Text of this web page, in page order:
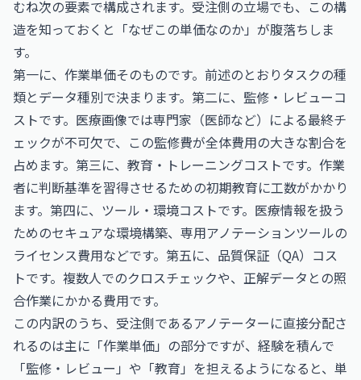
むね次の要素で構成されます。受注側の立場でも、この構
造を知っておくと「なぜこの単価なのか」が腹落ちしま
す。
第一に、作業単価そのものです。前述のとおりタスクの種
類とデータ種別で決まります。第二に、監修・レビューコ
ストです。医療画像では専門家（医師など）による最終チ
ェックが不可欠で、この監修費が全体費用の大きな割合を
占めます。第三に、教育・トレーニングコストです。作業
者に判断基準を習得させるための初期教育に工数がかかり
ます。第四に、ツール・環境コストです。医療情報を扱う
ためのセキュアな環境構築、専用アノテーションツールの
ライセンス費用などです。第五に、品質保証（QA）コス
トです。複数人でのクロスチェックや、正解データとの照
合作業にかかる費用です。
この内訳のうち、受注側であるアノテーターに直接分配さ
れるのは主に「作業単価」の部分ですが、経験を積んで
「監修・レビュー」や「教育」を担えるようになると、単